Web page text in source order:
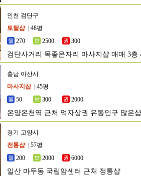
인천 검단구
토탈샵
| 48평
270
2500 300
검단사거리 목좋은자리 마사지샵 매매 3층
300만
충남 아산시
마사지샵
| 45평
50
300 2000
온양온천역 근처 먹자상권 유동인구 많은
경기 고양시
전통샵
| 57평
200
2000 6000
일산 마두동 국립암센터 근처 정통샵